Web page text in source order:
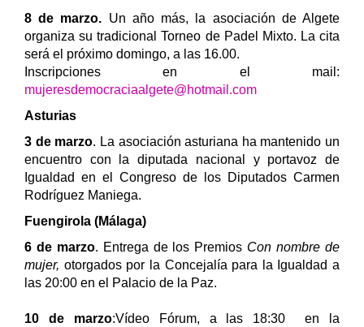
8 de marzo. Un año más, la asociación de Algete
organiza su tradicional Torneo de Padel Mixto. La cita
será el próximo domingo, a las 16.00.
Inscripciones en el mail:
mujeresdemocraciaalgete@hotmail.com
Asturias
3 de marzo. La asociación asturiana ha mantenido un
encuentro con la diputada nacional y portavoz de
Igualdad en el Congreso de los Diputados Carmen
Rodríguez Maniega.
Fuengirola (Málaga)
6 de marzo. Entrega de los Premios Con nombre de
mujer, otorgados por la Concejalía para la Igualdad a
las 20:00 en el Palacio de la Paz.
10 de marzo:Vídeo Fórum, a las 18:30 en la